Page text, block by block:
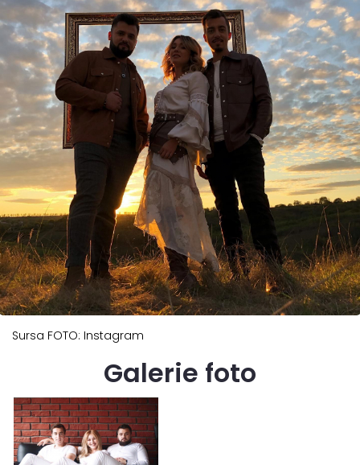
Sursa FOTO: Instagram
Galerie foto